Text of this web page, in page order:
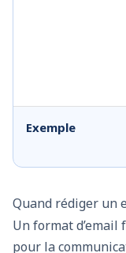
Exemple
Quand rédiger un
Un format
pour la